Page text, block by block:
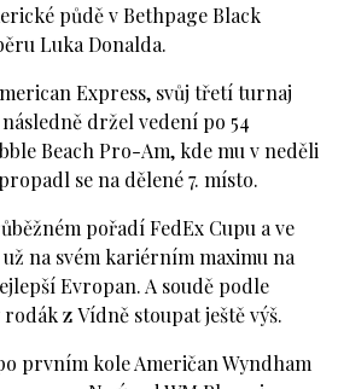
půdě v Bethpage Black
Luka Donalda.
Express, svůj třetí turnaj
držel vedení po 54
Beach Pro-Am, kde mu v neděli
se na dělené 7. místo.
pořadí FedEx Cupu a ve
na svém kariérním maximu na
Evropan. A soudě podle
z Vídně stoupat ještě výš.
prvním kole Američan Wyndham